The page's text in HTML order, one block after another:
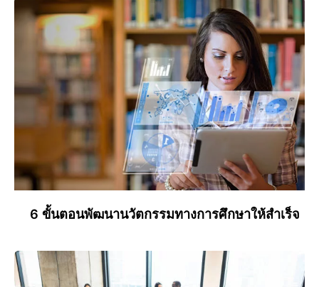
6 ขั้นตอนพัฒนานวัตกรรมทางการศึกษาให้สำเร็จ